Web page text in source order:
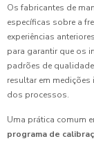
Os fabricantes de
específicas sobre a
experiências
para garantir que os
padrões de
resultar em medições
dos processos.
Uma prática comum
programa de